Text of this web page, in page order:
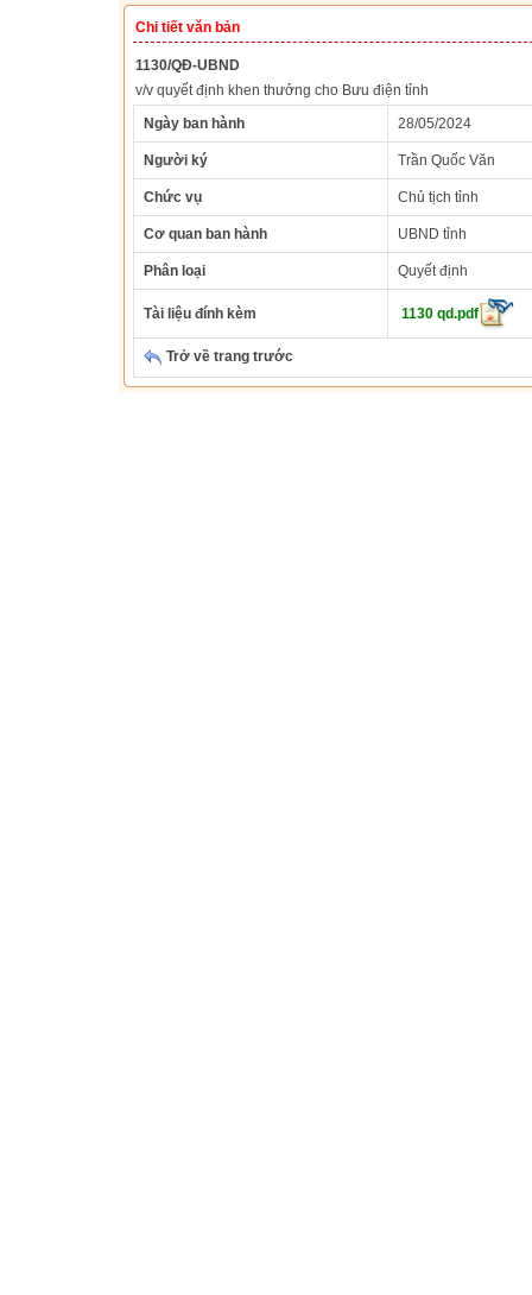
Chi tiết văn bản
1130/QĐ-UBND
v/v quyết định khen thưởng cho Bưu điện tỉnh
Ngày ban hành
28/05/2024
Người ký Trần Quốc Văn
Chức vụ Chủ tịch tỉnh
Cơ quan ban hành UBND tỉnh
Phân loại Quyết định
Tài liệu đính kèm 1130 qd.pdf
Trở về trang trước